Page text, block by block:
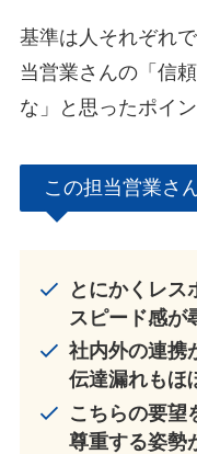
基準は人それぞれ
当営業さんの「信
な」と思ったポイ
この担当営業さ
とにかくレス
スピード感が
社内外の連携
伝達漏れもほ
こちらの要望
尊重する姿勢